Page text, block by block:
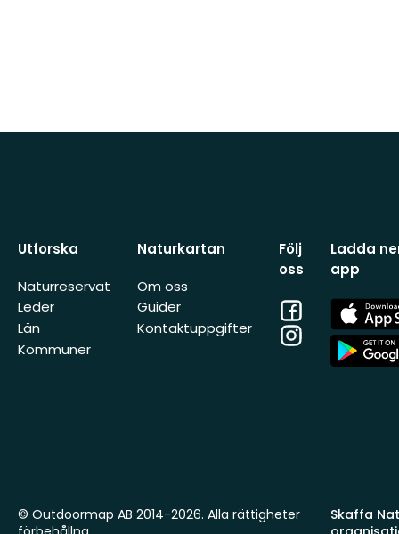
Utforska
Naturreservat
Leder
Län
Kommuner
Naturkartan
Om oss
Guider
Kontaktuppgifter
Följ
oss
Facebook
Instagram
Ladda
app
App
Store
App
Store
Skaffa
© Outdoormap AB 2014-2026. Alla rättigheter